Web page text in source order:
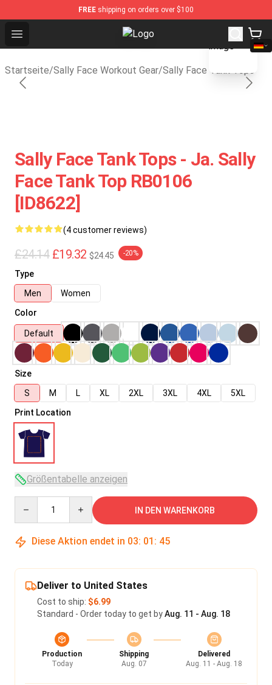
FREE shipping on orders over $100
Open menu Sally Face Store - Official Sally
Startseite/Sally Face Workout Gear/Sally Face Tank Tops
blank template
Sally Face Tank Tops - Ja. Sally
Face Tank Top RB0106
[ID8622]
(4 customer reviews)
£24.14 £19.32 $24.45 -20%
Type
Men
Women
Color
Default
Size
S
M L XL 2XL 3XL 4XL
5XL
Print Location
Größentabelle anzeigen
IN DEN WARENKORB
Diese Aktion endet in 03: 01 : 45
Deliver to United States
Cost to ship: $6.99
Standard - Order today to get byAug. 11 - Aug. 18
Production
Today
Shipping
Aug. 07
Delivered
Aug. 11 - Aug. 18